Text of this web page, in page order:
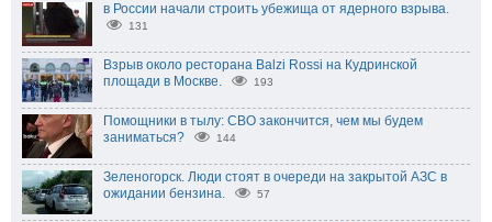
в России начали строить убежища от ядерного взрыва.
131
Взрыв около ресторана Balzi Rossi на Кудринской
площади в Москве.
193
Помощники в тылу: СВО закончится, чем мы будем
заниматься?
144
Зеленогорск. Люди стоят в очереди на закрытой АЗС в
ожидании бензина.
57